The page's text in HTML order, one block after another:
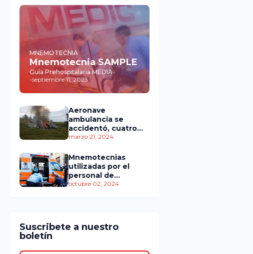
MNEMOTECNIA
Mnemotecnia SAMPLE
Guía Prehospitalaria MEDIA
-septiembre 11, 2023
Aeronave
ambulancia se
accidentó, cuatro
personas murieron
marzo 21, 2024
Mnemotecnias
utilizadas por el
personal de
atención
octubre 02, 2024
Suscribete a nuestro
boletín